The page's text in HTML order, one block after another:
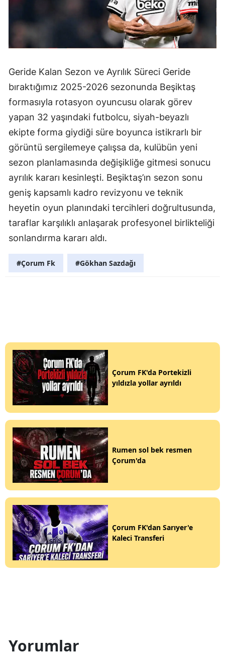
Geride Kalan Sezon ve Ayrılık Süreci Geride
bıraktığımız 2025-2026 sezonunda Beşiktaş
formasıyla rotasyon oyuncusu olarak görev
yapan 32 yaşındaki futbolcu, siyah-beyazlı
ekipte forma giydiği süre boyunca istikrarlı bir
görüntü sergilemeye çalışsa da, kulübün yeni
sezon planlamasında değişikliğe gitmesi sonucu
ayrılık kararı kesinleşti. Beşiktaş’ın sezon sonu
geniş kapsamlı kadro revizyonu ve teknik
heyetin oyun planındaki tercihleri doğrultusunda,
taraflar karşılıklı anlaşarak profesyonel birlikteliği
sonlandırma kararı aldı.
#Çorum Fk #Gökhan Sazdağı
Çorum FK'da Portekizli
yıldızla yollar ayrıldı
Rumen sol bek resmen
Çorum'da
Çorum FK'dan Sarıyer'e
Kaleci Transferi
Yorumlar